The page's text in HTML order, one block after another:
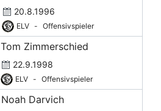
20.8.1996
ELV - Offensivspieler
Tom Zimmerschied
22.9.1998
ELV - Offensivspieler
Noah Darvich